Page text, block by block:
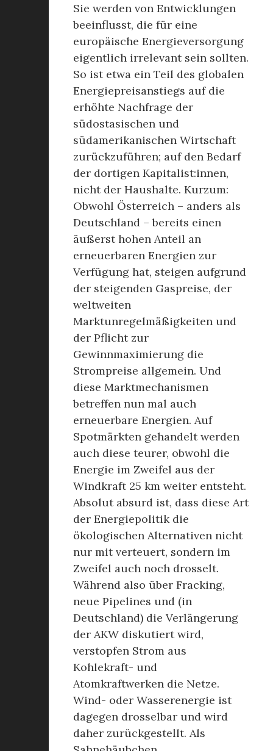
Sie werden von Entwicklungen
beeinflusst, die für eine
europäische Energieversorgung
eigentlich irrelevant sein sollten.
So ist etwa ein Teil des globalen
Energiepreisanstiegs auf die
erhöhte Nachfrage der
südostasischen und
südamerikanischen Wirtschaft
zurückzuführen; auf den Bedarf
der dortigen Kapitalist:innen,
nicht der Haushalte. Kurzum:
Obwohl Österreich – anders als
Deutschland – bereits einen
äußerst hohen Anteil an
erneuerbaren Energien zur
Verfügung hat, steigen aufgrund
der steigenden Gaspreise, der
weltweiten
Marktunregelmäßigkeiten und
der Pflicht zur
Gewinnmaximierung die
Strompreise allgemein. Und
diese Marktmechanismen
betreffen nun mal auch
erneuerbare Energien. Auf
Spotmärkten gehandelt werden
auch diese teurer, obwohl die
Energie im Zweifel aus der
Windkraft 25 km weiter entsteht.
Absolut absurd ist, dass diese Art
der Energiepolitik die
ökologischen Alternativen nicht
nur mit verteuert, sondern im
Zweifel auch noch drosselt.
Während also über Fracking,
neue Pipelines und (in
Deutschland) die Verlängerung
der AKW diskutiert wird,
verstopfen Strom aus
Kohlekraft- und
Atomkraftwerken die Netze.
Wind- oder Wasserenergie ist
dagegen drosselbar und wird
daher zurückgestellt. Als